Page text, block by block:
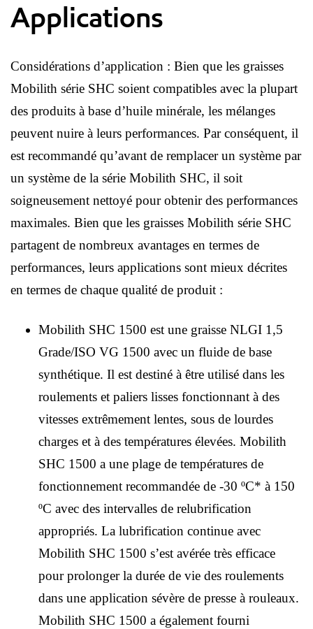
Applications
Considérations d’application : Bien que les graisses
Mobilith série SHC soient compatibles avec la plupart
des produits à base d’huile minérale, les mélanges
peuvent nuire à leurs performances. Par conséquent, il
est recommandé qu’avant de remplacer un système par
un système de la série Mobilith SHC, il soit
soigneusement nettoyé pour obtenir des performances
maximales. Bien que les graisses Mobilith série SHC
partagent de nombreux avantages en termes de
performances, leurs applications sont mieux décrites
en termes de chaque qualité de produit :
Mobilith SHC 1500 est une graisse NLGI 1,5
Grade/ISO VG 1500 avec un fluide de base
synthétique. Il est destiné à être utilisé dans les
roulements et paliers lisses fonctionnant à des
vitesses extrêmement lentes, sous de lourdes
charges et à des températures élevées. Mobilith
SHC 1500 a une plage de températures de
fonctionnement recommandée de -30 ºC* à 150
ºC avec des intervalles de relubrification
appropriés. La lubrification continue avec
Mobilith SHC 1500 s’est avérée très efficace
pour prolonger la durée de vie des roulements
dans une application sévère de presse à rouleaux.
Mobilith SHC 1500 a également fourni